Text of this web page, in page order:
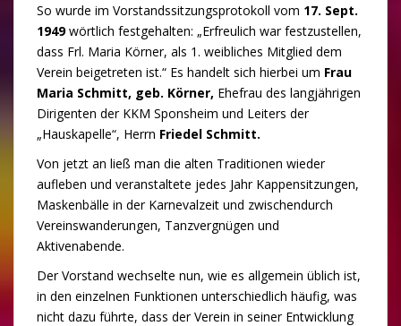
So wurde im Vorstandssitzungsprotokoll vom 17. Sept.
1949wörtlich festgehalten: „Erfreulich war festzustellen,
dass Frl. Maria Körner, als 1. weibliches Mitglied dem
Verein beigetreten ist.“ Es handelt sich hierbei um Frau
Maria Schmitt, geb. Körner, Ehefrau des langjährigen
Dirigenten der KKM Sponsheim und Leiters der
„Hauskapelle“, Herrn Friedel Schmitt.
Von jetzt an ließ man die alten Traditionen wieder
aufleben und veranstaltete jedes Jahr Kappensitzungen,
Maskenbälle in der Karnevalzeit und zwischendurch
Vereinswanderungen, Tanzvergnügen und
Aktivenabende.
Der Vorstand wechselte nun, wie es allgemein üblich ist,
in den einzelnen Funktionen unterschiedlich häufig, was
nicht dazu führte, dass der Verein in seiner Entwicklung